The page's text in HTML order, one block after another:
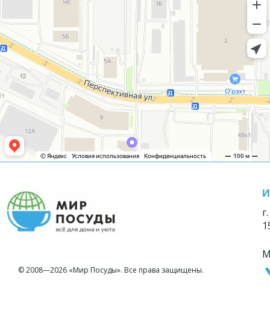
© 2008—2026 «Мир Посуды». Все права защищены.